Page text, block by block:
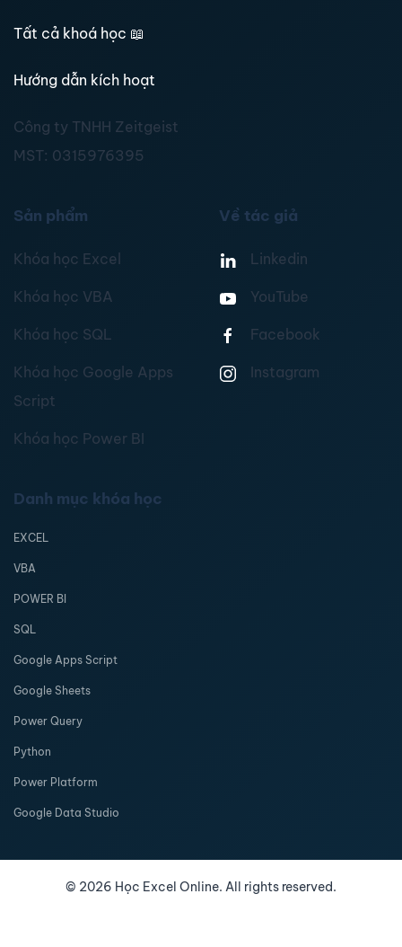
Tất cả khoá học 📖
Hướng dẫn kích hoạt
Công ty TNHH Zeitgeist
MST: 0315976395
Sản phẩm
Khóa học Excel
Khóa học VBA
Khóa học SQL
Khóa học Google Apps
Script
Khóa học Power BI
Về tác giả
Linkedin
YouTube
Facebook
Instagram
Danh mục khóa học
EXCEL
VBA
POWER BI
SQL
Google Apps Script
Google Sheets
Power Query
Python
Power Platform
Google Data Studio
© 2026 Học Excel Online. All rights reserved.